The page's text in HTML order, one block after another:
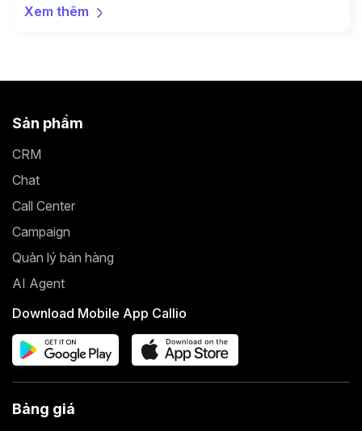
và xử lý nhanh công việc trong kế hoạch ưu tiên. Nền
tảng CRM Callio ra đời, giúp thực hiện liên lạc bán
Xem thêm
Sản phẩm
CRM
Chat
Call Center
Campaign
Quản lý bán hàng
AI Agent
Download Mobile App Callio
Bảng giá